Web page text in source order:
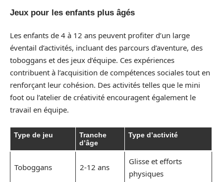
Jeux pour les enfants plus âgés
Les enfants de 4 à 12 ans peuvent profiter d’un large
éventail d’activités, incluant des parcours d’aventure, des
toboggans et des jeux d’équipe. Ces expériences
contribuent à l’acquisition de compétences sociales tout en
renforçant leur cohésion. Des activités telles que le mini
foot ou l’atelier de créativité encouragent également le
travail en équipe.
Type de jeu
Tranche
d’âge
Type d’activité
Toboggans 2-12 ans
Glisse et efforts
physiques